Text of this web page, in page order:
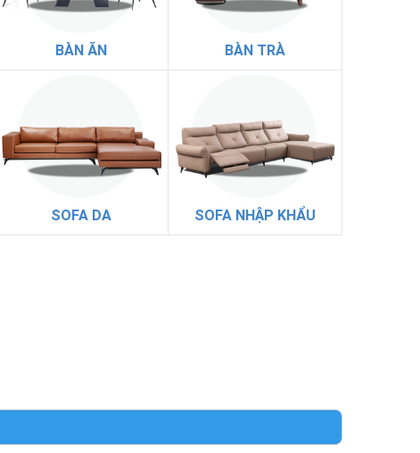
BÀN ĂN BÀN TRÀ
SOFA DA SOFA NHẬP KHẨU